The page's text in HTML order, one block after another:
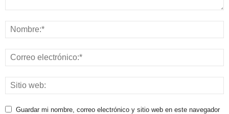
Guardar mi nombre, correo electrónico y sitio web en este navegador